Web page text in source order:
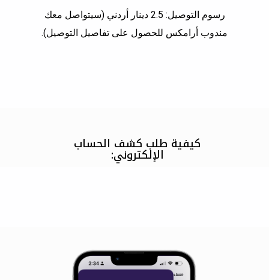
رسوم التوصيل: 2.5 دينار أردني (سيتواصل معك
مندوب أرامكس للحصول على تفاصيل التوصيل).
كيفية طلب كشف الحساب
الإلكتروني: